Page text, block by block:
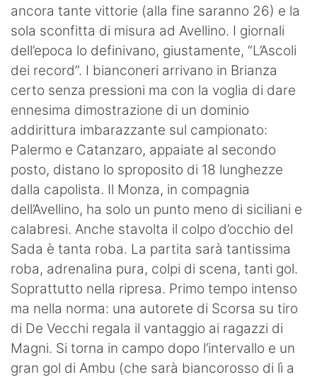
ancora tante vittorie (alla fine saranno 26) e la
sola sconfitta di misura ad Avellino. I giornali
dell’epoca lo definivano, giustamente, “L’Ascoli
dei record”. I bianconeri arrivano in Brianza
certo senza pressioni ma con la voglia di dare
ennesima dimostrazione di un dominio
addirittura imbarazzante sul campionato:
Palermo e Catanzaro, appaiate al secondo
posto, distano lo sproposito di 18 lunghezze
dalla capolista. Il Monza, in compagnia
dell’Avellino, ha solo un punto meno di siciliani e
calabresi. Anche stavolta il colpo d’occhio del
Sada è tanta roba. La partita sarà tantissima
roba, adrenalina pura, colpi di scena, tanti gol.
Soprattutto nella ripresa. Primo tempo intenso
ma nella norma: una autorete di Scorsa su tiro
di De Vecchi regala il vantaggio ai ragazzi di
Magni. Si torna in campo dopo l’intervallo e un
gran gol di Ambu (che sarà biancorosso di lì a